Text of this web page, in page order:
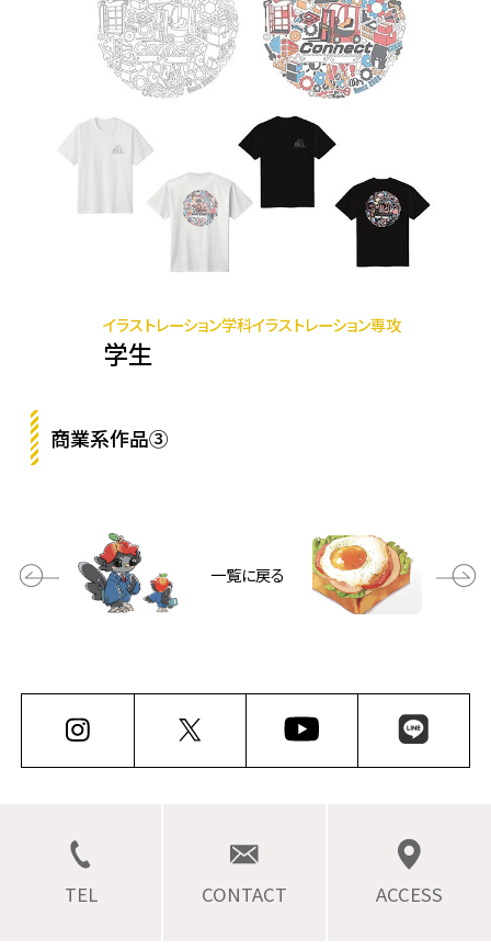
イラストレーション学科イラストレーション専攻
学生
商業系作品③
一覧に戻る
TEL CONTACT ACCESS